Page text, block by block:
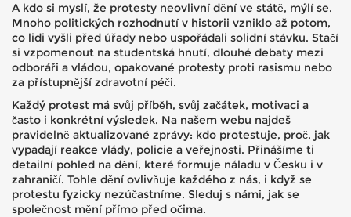
A kdo si myslí, že protesty neovlivní dění ve státě, mýlí se.
Mnoho politických rozhodnutí v historii vzniklo až potom,
co lidi vyšli před úřady nebo uspořádali solidní stávku. Stačí
si vzpomenout na studentská hnutí, dlouhé debaty mezi
odboráři a vládou, opakované protesty proti rasismu nebo
za přístupnější zdravotní péči.
Každý protest má svůj příběh, svůj začátek, motivaci a
často i konkrétní výsledek. Na našem webu najdeš
pravidelně aktualizované zprávy: kdo protestuje, proč, jak
vypadají reakce vlády, policie a veřejnosti. Přinášíme ti
detailní pohled na dění, které formuje náladu v Česku i v
zahraničí. Tohle dění ovlivňuje každého z nás, i když se
protestu fyzicky nezúčastníme. Sleduj s námi, jak se
společnost mění přímo před očima.